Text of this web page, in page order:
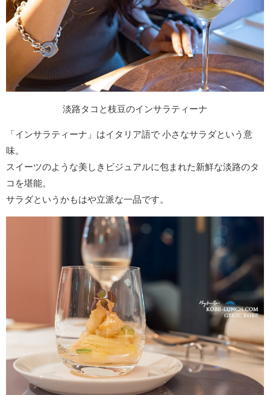
淡路タコと枝豆のインサラティーナ
「インサラティーナ」はイタリア語で 小さなサラダという意
味。
スイーツのような美しきビジュアルに包まれた新鮮な淡路のタ
コを堪能。
サラダというかもはや立派な一品です。